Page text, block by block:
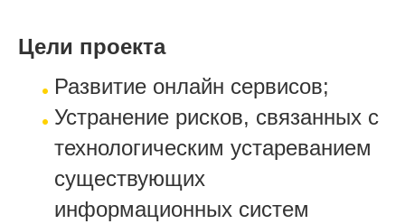
Цели проекта
Развитие онлайн сервисов;
Устранение рисков, связанных с
технологическим устареванием
существующих
информационных систем